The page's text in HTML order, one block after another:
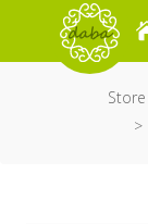
Store